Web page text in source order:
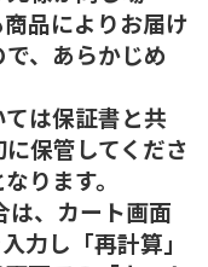
品によりお届け
、あらかじめ
は保証書と共
保管してくださ
ります。
、カート画面
力し「再計算」